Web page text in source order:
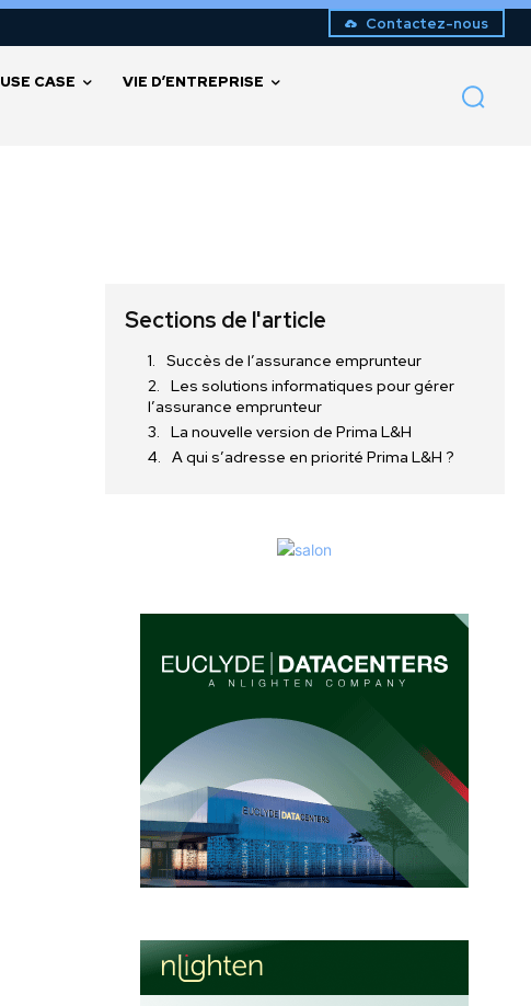
Contactez-nous
USE CASE
VIE D’ENTREPRISE
Sections de l'article
Succès de l’assurance emprunteur
Les solutions informatiques pour gérer
l’assurance emprunteur
La nouvelle version de Prima L&H
A qui s’adresse en priorité Prima L&H ?